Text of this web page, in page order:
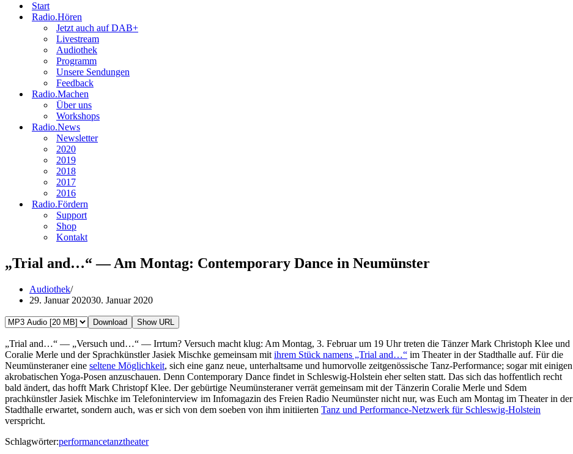
Start
Radio.Hören
Jetzt auch auf DAB+
Livestream
Audiothek
Programm
Unsere Sendungen
Feedback
Radio.Machen
Über uns
Workshops
Radio.News
Newsletter
2020
2019
2018
2017
2016
Radio.Fördern
Support
Shop
Kontakt
„Trial and…“ — Am Montag: Contemporary Dance in Neumünster
Audiothek
29. Januar 202030. Januar 2020
Download Show URL
„Trial and…“ — „Versuch und…“ — Irrtum? Versuch macht klug: Am Montag, 3. Februar um 19 Uhr treten die Tänzer Mark Christoph Klee und
Coralie Merle und der Sprachkünstler Jasiek Mischke gemeinsam mit ihrem Stück namens „Trial and…“ im Theater in der Stadthalle auf. Für die
Neumünsteraner eine seltene Möglichkeit, sich eine ganz neue, unterhaltsame und humorvolle zeitgenössische Tanz-Performance; sogar mit einigen
akrobatischen Yoga-Posen anzuschauen. Denn Contemporary Dance findet in Schleswig-Holstein eher selten statt. Das sich das hoffentlich recht
bald ändert, das hofft Mark Christopf Klee. Der gebürtige Neumünsteraner verrät gemeinsam mit der Tänzerin Coralie Merle und Sdem
prachkünstler Jasiek Mischke im Telefoninterview im Infomagazin des Freien Radio Neumünster nicht nur, was Euch am Montag im Theater in der
Stadthalle erwartet, sondern auch, was er sich von dem soeben von ihm initiierten Tanz und Performance-Netzwerk für Schleswig-Holstein
verspricht.
Schlagwörter:performancetanztheater